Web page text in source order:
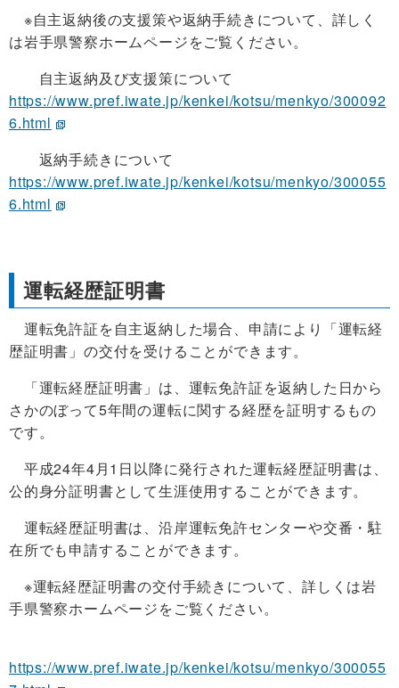
※自主返納後の支援策や返納手続きについて、詳しく
は岩手県警察ホームページをご覧ください。
自主返納及び支援策について
https://www.pref.iwate.jp/kenkei/kotsu/menkyo/300092
6.html
返納手続きについて
https://www.pref.iwate.jp/kenkei/kotsu/menkyo/300055
6.html
運転経歴証明書
運転免許証を自主返納した場合、申請により「運転経
歴証明書」の交付を受けることができます。
「運転経歴証明書」は、運転免許証を返納した日から
さかのぼって5年間の運転に関する経歴を証明するもの
です。
平成24年4月1日以降に発行された運転経歴証明書は、
公的身分証明書として生涯使用することができます。
運転経歴証明書は、沿岸運転免許センターや交番・駐
在所でも申請することができます。
※運転経歴証明書の交付手続きについて、詳しくは岩
手県警察ホームページをご覧ください。
https://www.pref.iwate.jp/kenkei/kotsu/menkyo/300055